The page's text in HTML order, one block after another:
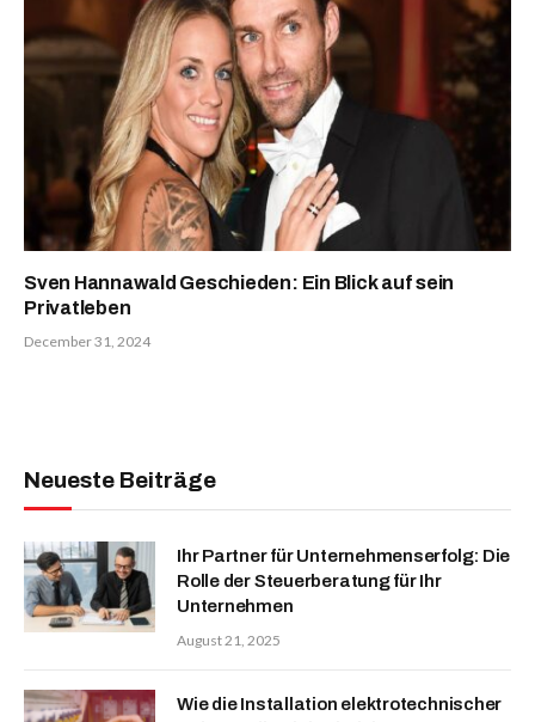
Sven Hannawald Geschieden: Ein Blick auf sein
Privatleben
December 31, 2024
Neueste Beiträge
Ihr Partner für Unternehmenserfolg: Die
Rolle der Steuerberatung für Ihr
Unternehmen
August 21, 2025
Wie die Installation elektrotechnischer